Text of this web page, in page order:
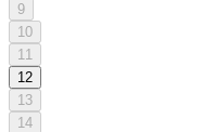
9
10
11
12
13
14